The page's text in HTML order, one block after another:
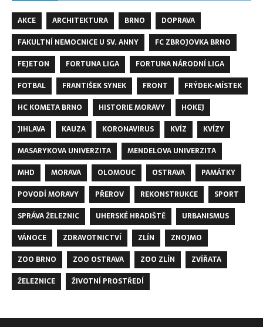
AKCE ARCHITEKTURA BRNO
DOPRAVA
FAKULTNÍ NEMOCNICE U SV. ANNY
FC ZBROJOVKA BRNO
FEJETON
FORTUNA LIGA
FORTUNA NÁRODNÍ LIGA
FOTBAL
FRANTIŠEK SYNEK FRONT
FRÝDEK-MÍSTEK
HC KOMETA BRNO
HISTORIE MORAVY
HOKEJ
JIHLAVA
KAUZA KORONAVIRUS KVÍZ
KVÍZY
MASARYKOVA UNIVERZITA
MENDELOVA UNIVERZITA
MHD
MORAVA OLOMOUC OSTRAVA
PAMÁTKY
POVODÍ MORAVY
PŘEROV REKONSTRUKCE
SPORT
SPRÁVA ŽELEZNIC
UHERSKÉ HRADIŠTĚ
URBANISMUS
VÁNOCE
ZDRAVOTNICTVÍ ZLÍN
ZNOJMO
ZOO BRNO
ZOO OSTRAVA ZOO ZLÍN
ZVÍŘATA
ŽELEZNICE
ŽIVOTNÍ PROSTŘEDÍ